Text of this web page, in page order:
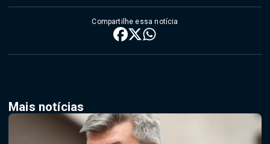
Compartilhe essa notícia
Mais notícias